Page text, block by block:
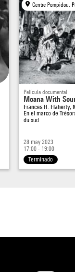
Centre Pompidou,
Película documental
Moana With
Frances H.
En el marco de
du sud
28 may 2023
17:00 - 19:00
Terminado